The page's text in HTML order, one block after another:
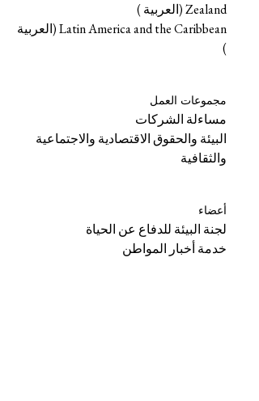
Zealand (العربية )
Latin America and the Caribbean (العربية
)
مجموعات العمل
مساءلة الشركات
البيئة والحقوق الاقتصادية والاجتماعية
والثقافية
أعضاء
لجنة البيئة للدفاع عن الحياة
خدمة أخبار المواطن